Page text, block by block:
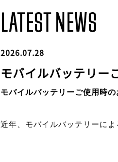
LATEST NEWS
2026.07.28
モバイルバッテリー
モバイルバッテリーご使用時の
近年、モバイルバッテリーに
お客さまに安全・安心にお過